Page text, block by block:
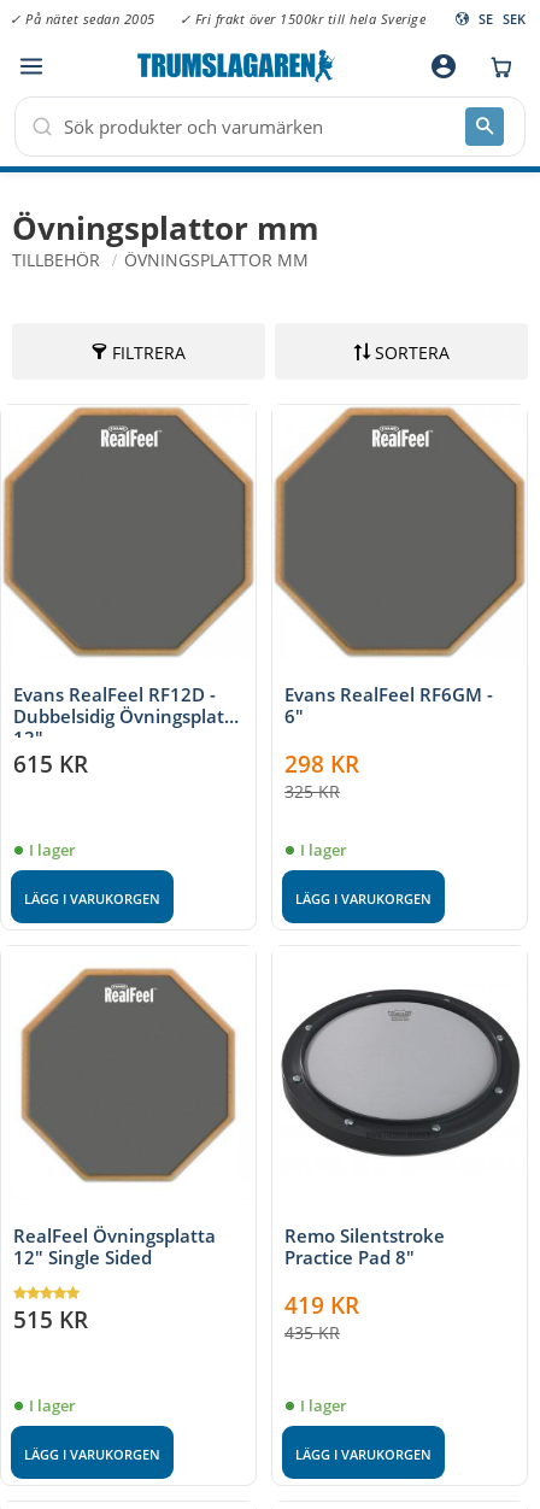
Meny
✓ På nätet sedan 2005 ✓ Fri frakt över 1500kr till hela Sverige SE SEK
account_circle
Övningsplattor mm
TILLBEHÖR ÖVNINGSPLATTOR MM
FILTRERA SORTERA
Evans RealFeel RF12D -
Dubbelsidig Övningsplatta
12"
615 KR
I lager
LÄGG I VARUKORGEN
Evans RealFeel RF6GM -
6"
298 KR
325KR
I lager
LÄGG I VARUKORGEN
RealFeel Övningsplatta
12" Single Sided
515 KR
I lager
LÄGG I VARUKORGEN
Remo Silentstroke
Practice Pad 8"
419 KR
435KR
I lager
LÄGG I VARUKORGEN